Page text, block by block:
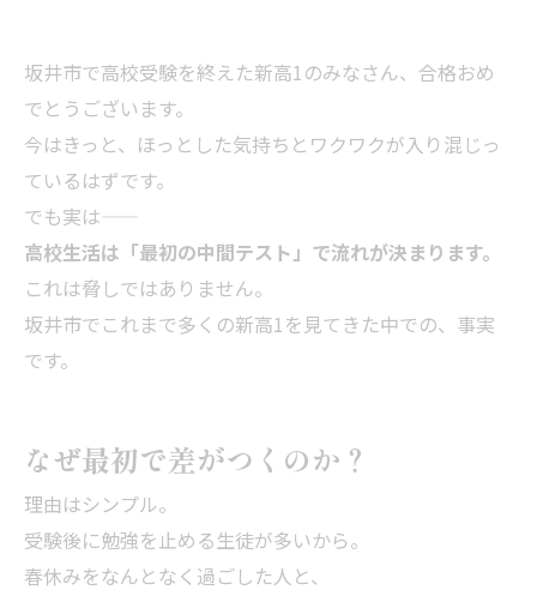
坂井市で高校受験を終えた新高1のみなさん、合格おめ
でとうございます。
今はきっと、ほっとした気持ちとワクワクが入り混じっ
ているはずです。
でも実は――
高校生活は「最初の中間テスト」で流れが決まります。
これは脅しではありません。
坂井市でこれまで多くの新高1を見てきた中での、事実
です。
なぜ最初で差がつくのか？
理由はシンプル。
受験後に勉強を止める生徒が多いから。
春休みをなんとなく過ごした人と、